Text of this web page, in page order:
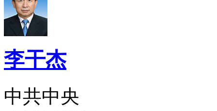
李干杰
中共中央